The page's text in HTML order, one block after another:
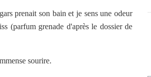
prenait son bain et je sens une odeur
(parfum grenade d'après le dossier de
sourire.